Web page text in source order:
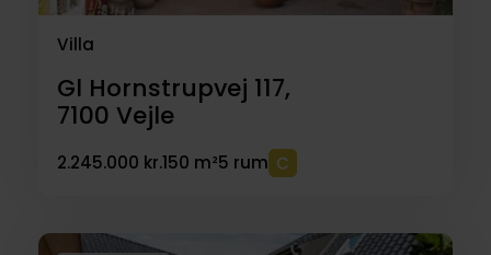
Villa
Gl Hornstrupvej 117,
7100 Vejle
2.245.000 kr.150 m²5 rum